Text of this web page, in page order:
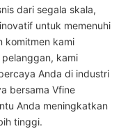
dari segala skala,
untuk memenuhi
komitmen kami
kami
Anda di industri
bersama Vfine
Anda meningkatkan
tinggi.